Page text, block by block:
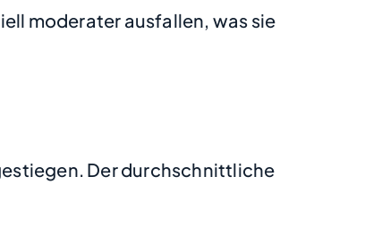
moderater ausfallen, was sie
Der durchschnittliche